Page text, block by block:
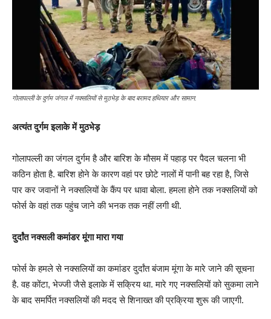
गोलापल्ली के दुर्गम जंगल में नक्सलियों से मुठभेड़ के बाद बरामद हथियार और सामान.
अत्यंत दुर्गम इलाके में मुठभेड़
गोलापल्ली का जंगल दुर्गम है और बारिश के मौसम में पहाड़ पर पैदल चलना भी
कठिन होता है. बारिश होने के कारण वहां पर छोटे नालों में पानी बह रहा है, जिसे
पार कर जवानों ने नक्सलियों के कैंप पर धावा बोला. हमला होने तक नक्सलियों को
फोर्स के वहां तक पहुंच जाने की भनक तक नहीं लगी थी.
दुर्दांत नक्सली कमांडर मूंगा मारा गया
फोर्स के हमले से नक्सलियों का कमांडर दुर्दांत बंजाम मूंगा के मारे जाने की सूचना
है. वह कोंटा, भेज्जी जैसे इलाके में सक्रिय था. मारे गए नक्सलियों को सुकमा लाने
के बाद समर्पित नक्सलियों की मदद से शिनाख्त की प्रक्रिया शुरू की जाएगी.